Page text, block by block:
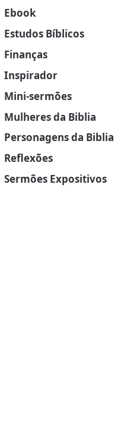
Ebook
Estudos Bíblicos
Finanças
Inspirador
Mini-sermões
Mulheres da Biblia
Personagens da Biblia
Reflexões
Sermões Expositivos